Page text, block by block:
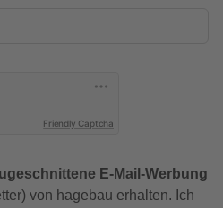
Friendly Captcha
E-Mail-Werbung
von hagebau erhalten. Ich